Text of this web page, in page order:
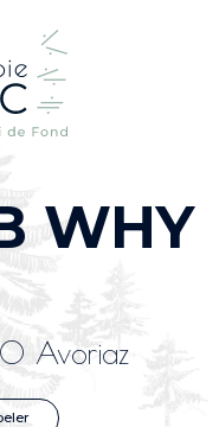
WHY
Avoriaz